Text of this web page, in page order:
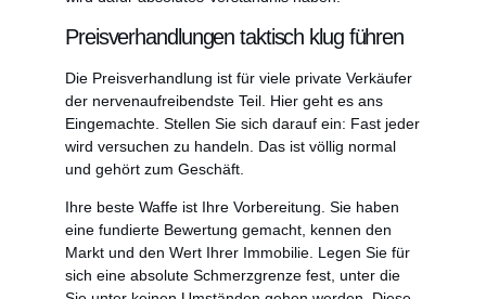
Preisverhandlungen taktisch klug führen
Die Preisverhandlung ist für viele private Verkäufer
der nervenaufreibendste Teil. Hier geht es ans
Eingemachte. Stellen Sie sich darauf ein: Fast jeder
wird versuchen zu handeln. Das ist völlig normal
und gehört zum Geschäft.
Ihre beste Waffe ist Ihre Vorbereitung. Sie haben
eine fundierte Bewertung gemacht, kennen den
Markt und den Wert Ihrer Immobilie. Legen Sie für
sich eine absolute Schmerzgrenze fest, unter die